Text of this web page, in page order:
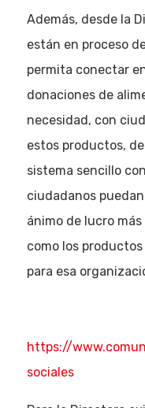
Además, desde la
están en proceso
permita conectar
donaciones de
necesidad, con
estos productos,
sistema sencillo
ciudadanos
ánimo de lucro
como los
para esa
https://
sociales